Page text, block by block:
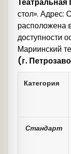
стол». Адрес:
расположена
доступности
Мариинский
(г.
Категория
Стандарт